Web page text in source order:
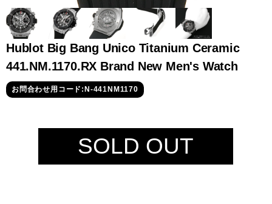
グランド
セイコー
オメガ
Hublot Big Bang Unico Titanium Ceramic
441.NM.1170.RX Brand New Men's Watch
お問合わせ用コード:N-441NM1170
SOLD OUT